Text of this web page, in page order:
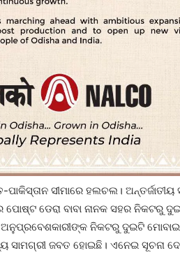
ସୀମାରେ ହଲଚଲ। ଅନ୍ତର୍ଜାତୀୟ
ଡେରା ବାବା ନାନକ ସହର ନିକଟରୁ
ନିକଟରୁ ଦୁଇଟି
ସାମଗ୍ରୀ ଜବତ ହୋଇଛି। ଏନେଇ ସୂଚନା